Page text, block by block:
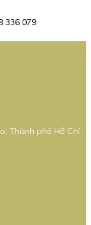
336 079
Thành phố Hồ Chí